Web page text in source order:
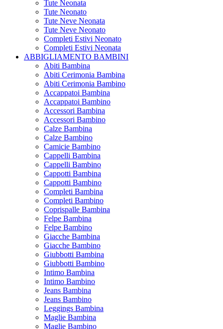
Tute Neonata
Tute Neonato
Tute Neve Neonata
Tute Neve Neonato
Completi Estivi Neonato
Completi Estivi Neonata
ABBIGLIAMENTO BAMBINI
Abiti Bambina
Abiti Cerimonia Bambina
Abiti Cerimonia Bambino
Accappatoi Bambina
Accappatoi Bambino
Accessori Bambina
Accessori Bambino
Calze Bambina
Calze Bambino
Camicie Bambino
Cappelli Bambina
Cappelli Bambino
Cappotti Bambina
Cappotti Bambino
Completi Bambina
Completi Bambino
Coprispalle Bambina
Felpe Bambina
Felpe Bambino
Giacche Bambina
Giacche Bambino
Giubbotti Bambina
Giubbotti Bambino
Intimo Bambina
Intimo Bambino
Jeans Bambina
Jeans Bambino
Leggings Bambina
Maglie Bambina
Maglie Bambino